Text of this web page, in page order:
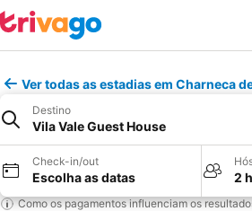
Ver todas as estadias em Charneca
Destino
Vila Vale Guest House
Check-in/out
Escolha as datas 2
Como os pagamentos influenciam os